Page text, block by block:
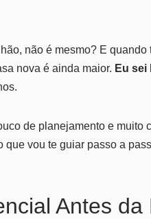
não é mesmo? E
nova é ainda maior. Eu sei
de planejamento e
que vou te guiar passo a
Antes da